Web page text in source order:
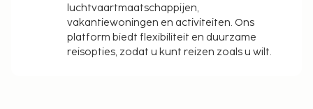
luchtvaartmaatschappijen,
vakantiewoningen en activiteiten. Ons
platform biedt flexibiliteit en duurzame
reisopties, zodat u kunt reizen zoals u wilt.